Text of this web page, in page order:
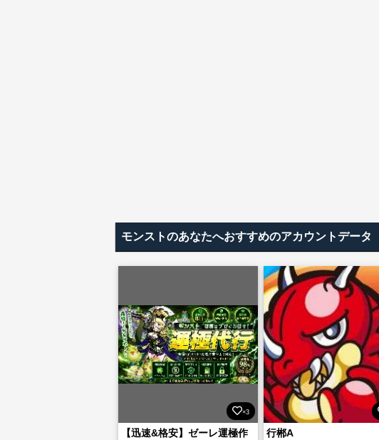
モンストのあなたへおすすめのアカウントデータ
×3
【迅速&格安】ゼーレ運極作
行郴A